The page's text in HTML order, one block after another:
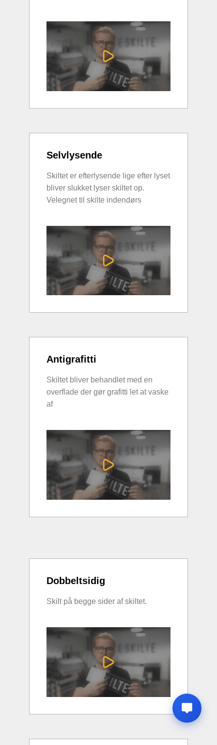
Selvlysende
Skiltet er efterlysende lige efter lyset
bliver slukket lyser skiltet op.
Velegnet til skilte indendørs
Antigrafitti
Skiltet bliver behandlet med en
overflade der gør grafitti let at vaske
af
Dobbeltsidig
Skilt på begge sider af skiltet.